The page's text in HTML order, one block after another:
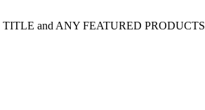
and ANY FEATURED PRODUCTS